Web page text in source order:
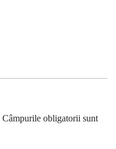
Câmpurile obligatorii sunt